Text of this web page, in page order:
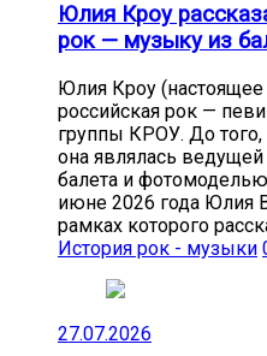
Юлия Кроу
рок — музыку из
Юлия Кроу
российская рок —
группы КРОУ. До
она являлась
балета и
июне 2026 года Юлия
рамках которого
История рок - музыки
27.07.2026